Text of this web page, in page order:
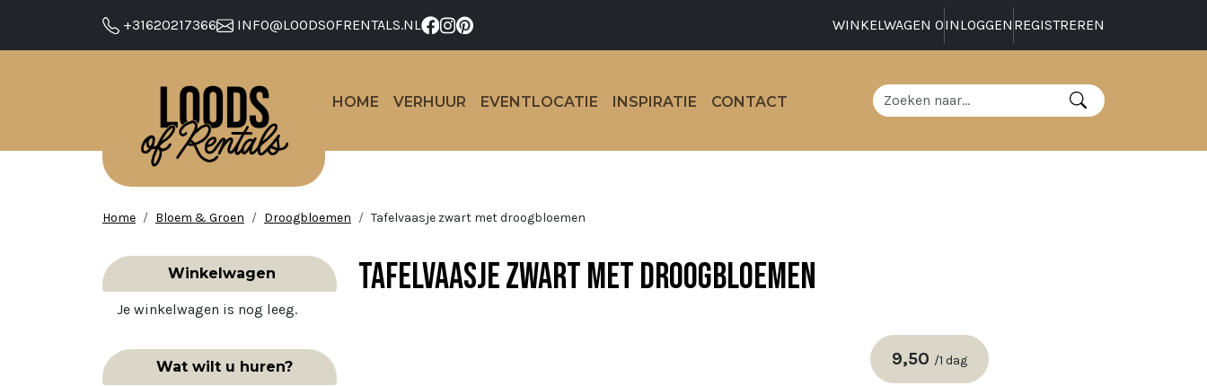
+31620217366 INFO@LOODSOFRENTALS.NL WINKELWAGEN 0INLOGGEN REGISTREREN
HOME VERHUUR EVENTLOCATIE INSPIRATIE CONTACT
Home Bloem & Groen Droogbloemen Tafelvaasje zwart met droogbloemen
Winkelwagen
Je winkelwagen is nog leeg.
Wat wilt u huren?
Tafelvaasje zwart met droogbloemen
9,50 /1 dag